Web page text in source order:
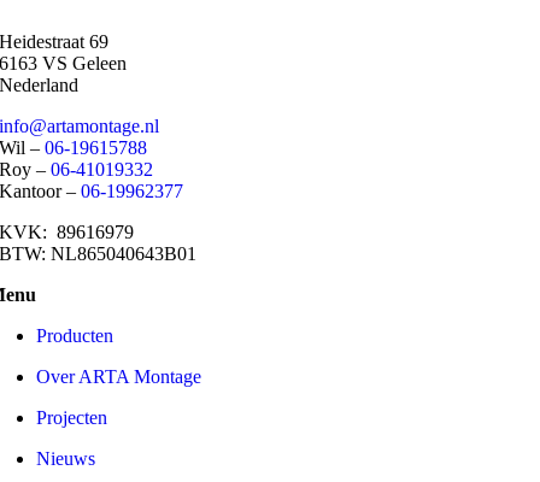
Heidestraat 69
6163 VS Geleen
Nederland
info@artamontage.nl
Wil –06-19615788
Roy –06-41019332
Kantoor –06-19962377​
KVK: 89616979
BTW: NL865040643B01
Producten
Over ARTA Montage
Projecten
Nieuws